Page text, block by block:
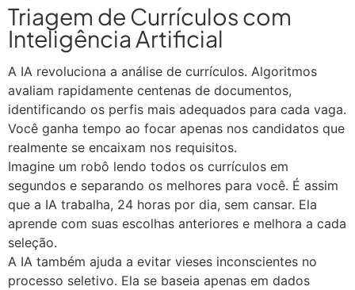
Triagem de Currículos com
Inteligência Artificial
A IA revoluciona a análise de currículos. Algoritmos
avaliam rapidamente centenas de documentos,
identificando os perfis mais adequados para cada vaga.
Você ganha tempo ao focar apenas nos candidatos que
realmente se encaixam nos requisitos.
Imagine um robô lendo todos os currículos em
segundos e separando os melhores para você. É assim
que a IA trabalha, 24 horas por dia, sem cansar. Ela
aprende com suas escolhas anteriores e melhora a cada
seleção.
A IA também ajuda a evitar vieses inconscientes no
processo seletivo. Ela se baseia apenas em dados